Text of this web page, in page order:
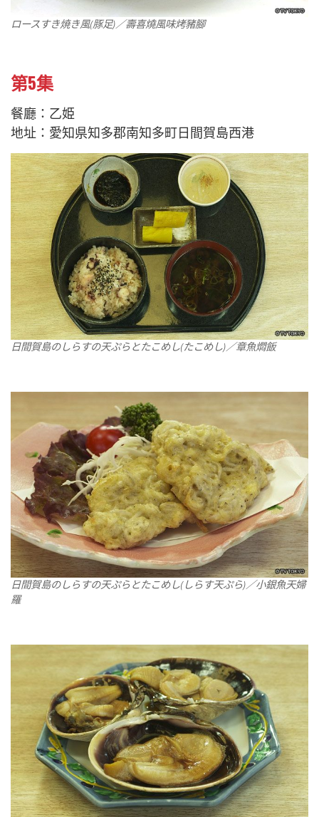
ロースすき焼き風(豚足)／壽喜燒風味烤豬腳
第5集
餐廳：乙姫
地址：愛知県知多郡南知多町日間賀島西港
日間賀島のしらすの天ぷらとたこめし(たこめし)／章魚燜飯
日間賀島のしらすの天ぷらとたこめし(しらす天ぷら)／小銀魚天婦
羅